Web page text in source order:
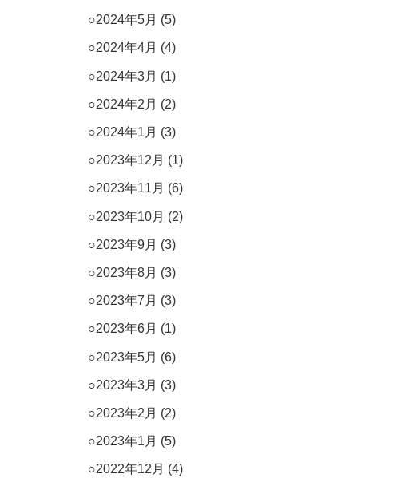
2024年5月 (5)
2024年4月 (4)
2024年3月 (1)
2024年2月 (2)
2024年1月 (3)
2023年12月 (1)
2023年11月 (6)
2023年10月 (2)
2023年9月 (3)
2023年8月 (3)
2023年7月 (3)
2023年6月 (1)
2023年5月 (6)
2023年3月 (3)
2023年2月 (2)
2023年1月 (5)
2022年12月 (4)